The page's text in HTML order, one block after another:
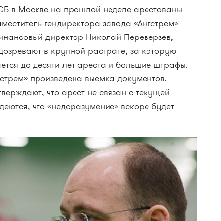
в Москве на прошлой неделе арестованы
гендиректора завода «Ангстрем»
директор Николай Переверзев,
в крупной растрате, за которую
до десяти лет ареста и большие штрафы.
произведена выемка документов.
что арест не связан с текущей
что «недоразумение» вскоре будет